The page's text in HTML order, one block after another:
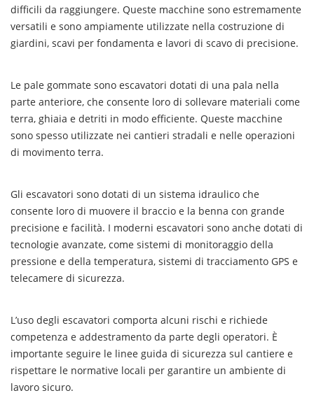
difficili da raggiungere. Queste macchine sono estremamente
versatili e sono ampiamente utilizzate nella costruzione di
giardini, scavi per fondamenta e lavori di scavo di precisione.
Le pale gommate sono escavatori dotati di una pala nella
parte anteriore, che consente loro di sollevare materiali come
terra, ghiaia e detriti in modo efficiente. Queste macchine
sono spesso utilizzate nei cantieri stradali e nelle operazioni
di movimento terra.
Gli escavatori sono dotati di un sistema idraulico che
consente loro di muovere il braccio e la benna con grande
precisione e facilità. I moderni escavatori sono anche dotati di
tecnologie avanzate, come sistemi di monitoraggio della
pressione e della temperatura, sistemi di tracciamento GPS e
telecamere di sicurezza.
L’uso degli escavatori comporta alcuni rischi e richiede
competenza e addestramento da parte degli operatori. È
importante seguire le linee guida di sicurezza sul cantiere e
rispettare le normative locali per garantire un ambiente di
lavoro sicuro.